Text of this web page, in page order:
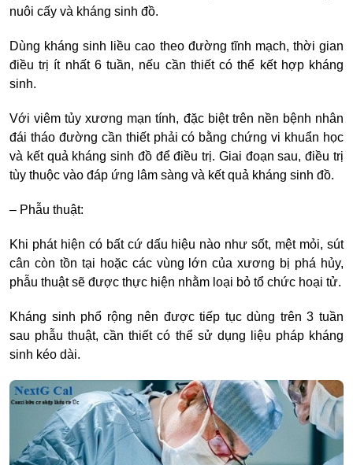
nuôi cấy và kháng sinh đồ.
Dùng kháng sinh liều cao theo đường tĩnh mạch, thời gian
điều trị ít nhất 6 tuần, nếu cần thiết có thể kết hợp kháng
sinh.
Với viêm tủy xương mạn tính, đặc biệt trên nền bệnh nhân
đái tháo đường cần thiết phải có bằng chứng vi khuẩn học
và kết quả kháng sinh đồ để điều trị. Giai đoạn sau, điều trị
tùy thuộc vào đáp ứng lâm sàng và kết quả kháng sinh đồ.
– Phẫu thuật:
Khi phát hiện có bất cứ dấu hiệu nào như sốt, mệt mỏi, sút
cân còn tồn tại hoặc các vùng lớn của xương bị phá hủy,
phẫu thuật sẽ được thực hiện nhằm loại bỏ tổ chức hoại tử.
Kháng sinh phổ rộng nên được tiếp tục dùng trên 3 tuần
sau phẫu thuật, cần thiết có thể sử dụng liệu pháp kháng
sinh kéo dài.